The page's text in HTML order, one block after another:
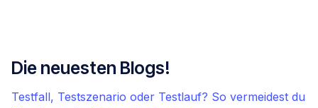
Die neuesten Blogs!
Testfall, Testszenario oder Testlauf? So vermeidest du